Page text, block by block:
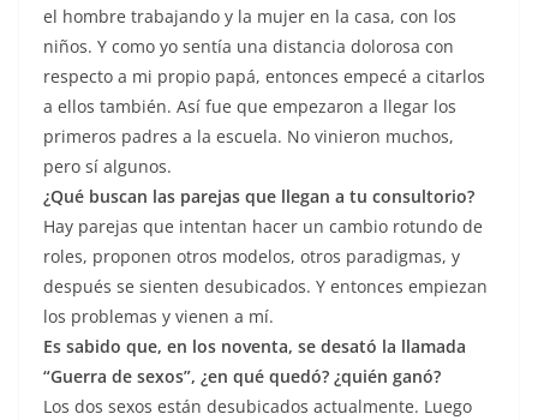
el hombre trabajando y la mujer en la casa, con los
niños. Y como yo sentía una distancia dolorosa con
respecto a mi propio papá, entonces empecé a citarlos
a ellos también. Así fue que empezaron a llegar los
primeros padres a la escuela. No vinieron muchos,
pero sí algunos.
¿Qué buscan las parejas que llegan a tu consultorio?
Hay parejas que intentan hacer un cambio rotundo de
roles, proponen otros modelos, otros paradigmas, y
después se sienten desubicados. Y entonces empiezan
los problemas y vienen a mí.
Es sabido que, en los noventa, se desató la llamada
“Guerra de sexos”, ¿en qué quedó? ¿quién ganó?
Los dos sexos están desubicados actualmente. Luego